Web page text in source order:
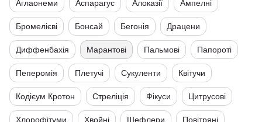
Аглаонеми Аспарагус Алоказії Ампелні
Бромелієві Бонсай Бегонія Драцени
Диффенбахія Марантові Пальмові Папороті
Пеперомія Плетучі Сукуленти Квітучи
Кодієум Кротон Стреліція Фікуси Цитрусові
Хлорофітуми Хвойні Шефлери Повітряні